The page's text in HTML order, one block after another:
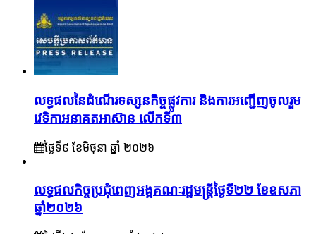
លទ្ធផលនៃដំណើរទស្សនកិច្ចផ្លូវការ និងការអញ្ជើញចូលរួម
វេទិកាអនាគតអាស៊ាន លើកទី៣
ថ្ងៃទី៩ ខែ​មិថុនា ឆ្នាំ ២០២៦
លទ្ធផលកិច្ចប្រជុំពេញអង្គគណៈរដ្ឋមន្ត្រីថ្ងៃទី២២ ខែឧសភា
ឆ្នាំ២០២៦